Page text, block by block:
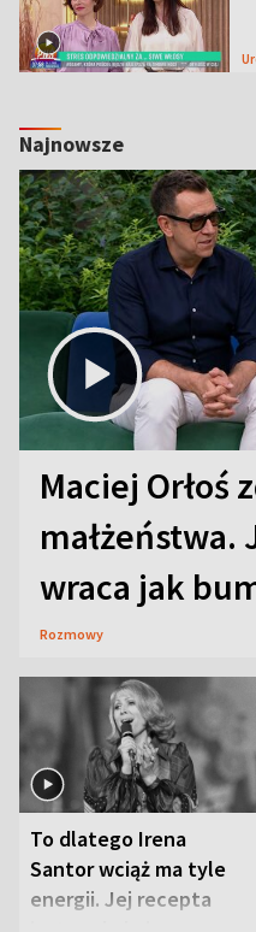
Najnowsze
Maciej Orłoś
małżeństwa.
wraca jak
Rozmowy
To dlatego Irena
Santor wciąż ma tyle
energii. Jej recepta